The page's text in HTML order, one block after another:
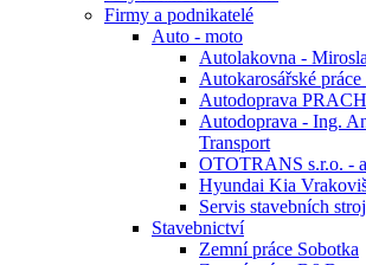
Firmy a podnikatelé
Auto - moto
Autolakovna -
Autokarosářské
Autodoprava
Autodoprava - Ing.
Transport
OTOTRANS s.r.o. -
Hyundai Kia
Servis stavebních
Stavebnictví
Zemní práce Sobotka